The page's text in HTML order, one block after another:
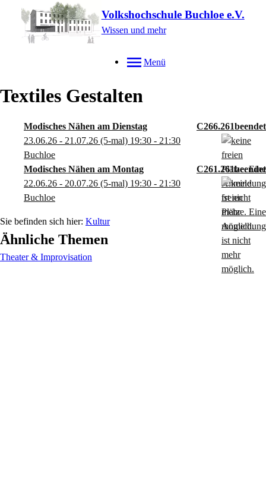
Volkshochschule Buchloe e.V.
Wissen und mehr
Menü
Textiles Gestalten
Modisches Nähen am Dienstag
C266.261
23.06.26 - 21.07.26 (5-mal) 19:30 - 21:30
Buchloe
Modisches Nähen am Montag
C261.261
22.06.26 - 20.07.26 (5-mal) 19:30 - 21:30
Buchloe
Kultur
Ähnliche Themen
Theater & Improvisation